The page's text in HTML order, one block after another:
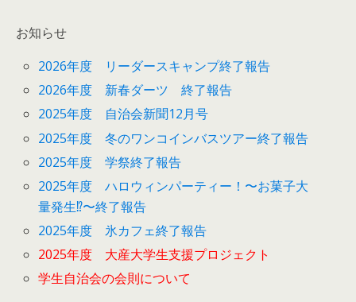
お知らせ
2026年度 リーダースキャンプ終了報告
2026年度 新春ダーツ 終了報告
2025年度 自治会新聞12月号
2025年度 冬のワンコインバスツアー終了報告
2025年度 学祭終了報告
2025年度 ハロウィンパーティー！〜お菓子大
量発生⁉︎〜終了報告
2025年度 氷カフェ終了報告
2025年度 大産大学生支援プロジェクト
学生自治会の会則について